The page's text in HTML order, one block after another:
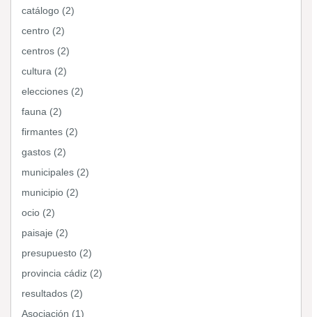
catálogo (2)
centro (2)
centros (2)
cultura (2)
elecciones (2)
fauna (2)
firmantes (2)
gastos (2)
municipales (2)
municipio (2)
ocio (2)
paisaje (2)
presupuesto (2)
provincia cádiz (2)
resultados (2)
Asociación (1)